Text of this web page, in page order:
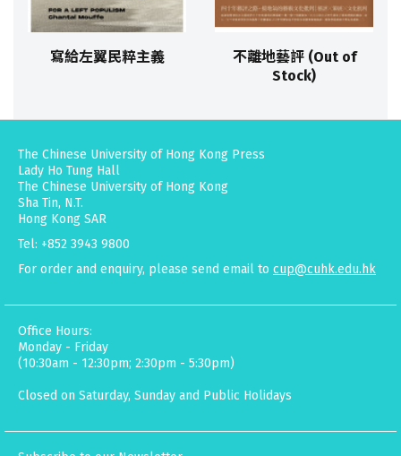
寫給左翼民粹主義
不離地藝評 (Out of
Stock)
The Chinese University of Hong Kong Press
Lady Ho Tung Hall
The Chinese University of Hong Kong
Sha Tin, N.T.
Hong Kong SAR
Tel: +852 3943 9800
For order and enquiry, please send email to cup@cuhk.edu.hk
Office Hours:
Monday - Friday
(10:30am - 12:30pm; 2:30pm - 5:30pm)
Closed on Saturday, Sunday and Public Holidays